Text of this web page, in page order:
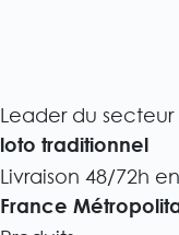
Leader du secteur
loto traditionnel
Livraison 48/72h en
France